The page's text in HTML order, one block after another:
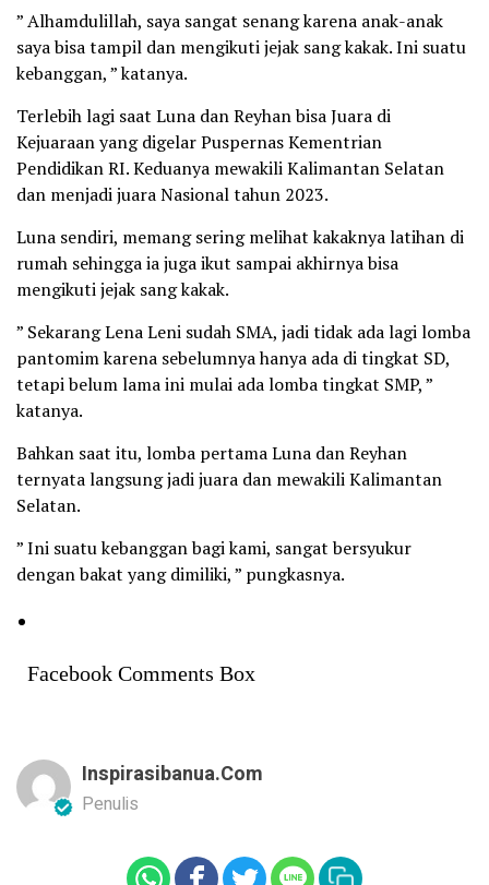
” Alhamdulillah, saya sangat senang karena anak-anak
saya bisa tampil dan mengikuti jejak sang kakak. Ini suatu
kebanggan, ” katanya.
Terlebih lagi saat Luna dan Reyhan bisa Juara di
Kejuaraan yang digelar Puspernas Kementrian
Pendidikan RI. Keduanya mewakili Kalimantan Selatan
dan menjadi juara Nasional tahun 2023.
Luna sendiri, memang sering melihat kakaknya latihan di
rumah sehingga ia juga ikut sampai akhirnya bisa
mengikuti jejak sang kakak.
” Sekarang Lena Leni sudah SMA, jadi tidak ada lagi lomba
pantomim karena sebelumnya hanya ada di tingkat SD,
tetapi belum lama ini mulai ada lomba tingkat SMP, ”
katanya.
Bahkan saat itu, lomba pertama Luna dan Reyhan
ternyata langsung jadi juara dan mewakili Kalimantan
Selatan.
” Ini suatu kebanggan bagi kami, sangat bersyukur
dengan bakat yang dimiliki, ” pungkasnya.
Facebook Comments Box
Inspirasibanua.com
Penulis